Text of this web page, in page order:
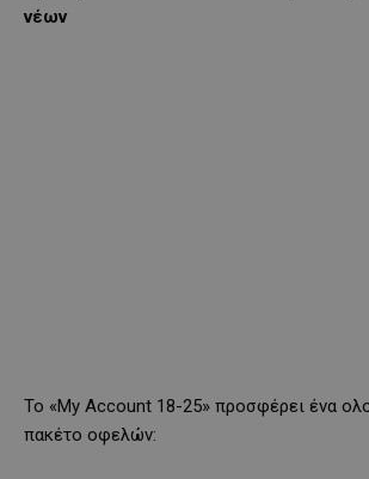
νέων
Το «My Account 18-25» προσφέρει ένα
πακέτο οφελών: